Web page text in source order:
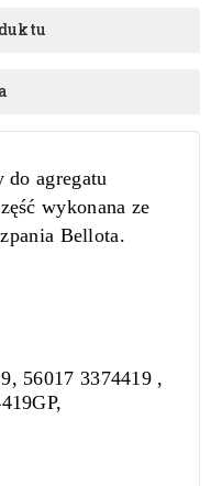
agregatu
wykonana ze
Bellota.
56017 3374419 ,